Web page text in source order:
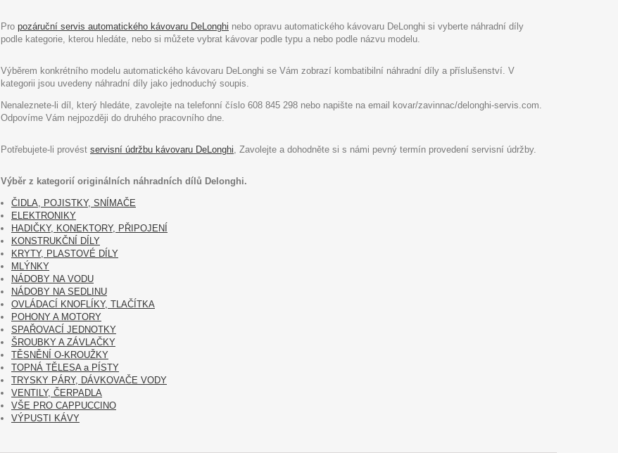
Pro pozáruční servis automatického kávovaru DeLonghi nebo opravu automatického kávovaru DeLonghi si vyberte náhradní díly
podle kategorie, kterou hledáte, nebo si můžete vybrat kávovar podle typu a nebo podle názvu modelu.
Výběrem konkrétního modelu automatického kávovaru DeLonghi se Vám zobrazí kombatibilní náhradní díly a příslušenství. V
kategorii jsou uvedeny náhradní díly jako jednoduchý soupis.
Nenaleznete-li díl, který hledáte, zavolejte na telefonní číslo 608 845 298 nebo napište na email kovar/zavinnac/delonghi-servis.com.
Odpovíme Vám nejpozději do druhého pracovního dne.
Potřebujete-li provést servisní údržbu kávovaru DeLonghi, Zavolejte a dohodněte si s námi pevný termín provedení servisní údržby.
Výběr z kategorií originálních náhradních dílů Delonghi.
ČIDLA, POJISTKY, SNÍMAČE
ELEKTRONIKY
HADIČKY, KONEKTORY, PŘIPOJENÍ
KONSTRUKČNÍ DÍLY
KRYTY, PLASTOVÉ DÍLY
MLÝNKY
NÁDOBY NA VODU
NÁDOBY NA SEDLINU
OVLÁDACÍ KNOFLÍKY, TLAČÍTKA
POHONY A MOTORY
SPAŘOVACÍ JEDNOTKY
ŠROUBKY A ZÁVLAČKY
TĚSNĚNÍ O-KROUŽKY
TOPNÁ TĚLESA a PÍSTY
TRYSKY PÁRY, DÁVKOVAČE VODY
VENTILY, ČERPADLA
VŠE PRO CAPPUCCINO
VÝPUSTI KÁVY